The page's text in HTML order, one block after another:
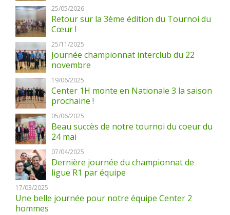
25/05/2026
Retour sur la 3ème édition du Tournoi du
Cœur !
25/11/2025
Journée championnat interclub du 22
novembre
19/06/2025
Center 1H monte en Nationale 3 la saison
prochaine !
05/06/2025
Beau succès de notre tournoi du coeur du
24 mai
07/04/2025
Dernière journée du championnat de
ligue R1 par équipe
17/03/2025
Une belle journée pour notre équipe Center 2
hommes